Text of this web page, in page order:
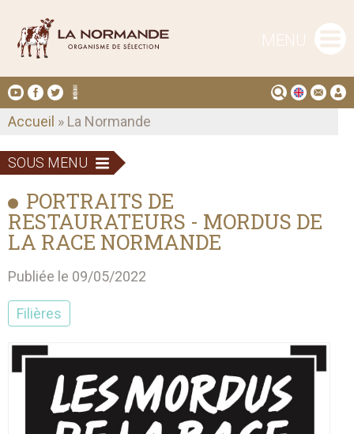
MENU
Accueil » La Normande
SOUS MENU
PORTRAITS DE
RESTAURATEURS - MORDUS DE
LA RACE NORMANDE
Publiée le 09/05/2022
Filières